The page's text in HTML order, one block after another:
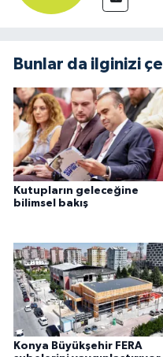
Bunlar da ilginizi
Kutupların geleceğine
bilimsel bakış
Konya Büyükşehir FERA